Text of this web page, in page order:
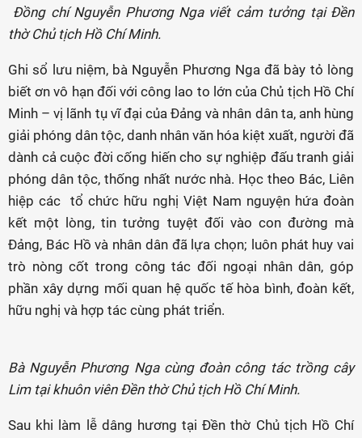
Đồng chí Nguyễn Phương Nga viết cảm tưởng tại Đền
thờ Chủ tịch Hồ Chí Minh.
Ghi sổ lưu niệm, bà Nguyễn Phương Nga đã bày tỏ lòng
biết ơn vô hạn đối với công lao to lớn của Chủ tịch Hồ Chí
Minh – vị lãnh tụ vĩ đại của Đảng và nhân dân ta, anh hùng
giải phóng dân tộc, danh nhân văn hóa kiệt xuất, người đã
dành cả cuộc đời cống hiến cho sự nghiệp đấu tranh giải
phóng dân tộc, thống nhất nước nhà. Học theo Bác, Liên
hiệp các tổ chức hữu nghị Việt Nam nguyện hứa đoàn
kết một lòng, tin tưởng tuyệt đối vào con đường mà
Đảng, Bác Hồ và nhân dân đã lựa chọn; luôn phát huy vai
trò nòng cốt trong công tác đối ngoại nhân dân, góp
phần xây dựng mối quan hệ quốc tế hòa bình, đoàn kết,
hữu nghị và hợp tác cùng phát triển.
Bà Nguyễn Phương Nga cùng đoàn công tác trồng cây
Lim tại khuôn viên Đền thờ Chủ tịch Hồ Chí Minh.
Sau khi làm lễ dâng hương tại Đền thờ Chủ tịch Hồ Chí